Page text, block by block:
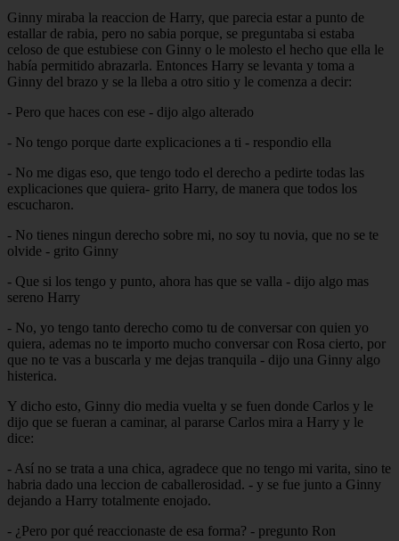
Ginny miraba la reaccion de Harry, que parecia estar a punto de
estallar de rabia, pero no sabia porque, se preguntaba si estaba
celoso de que estubiese con Ginny o le molesto el hecho que ella le
había permitido abrazarla. Entonces Harry se levanta y toma a
Ginny del brazo y se la lleba a otro sitio y le comenza a decir:
- Pero que haces con ese - dijo algo alterado
- No tengo porque darte explicaciones a ti - respondio ella
- No me digas eso, que tengo todo el derecho a pedirte todas las
explicaciones que quiera- grito Harry, de manera que todos los
escucharon.
- No tienes ningun derecho sobre mi, no soy tu novia, que no se te
olvide - grito Ginny
- Que si los tengo y punto, ahora has que se valla - dijo algo mas
sereno Harry
- No, yo tengo tanto derecho como tu de conversar con quien yo
quiera, ademas no te importo mucho conversar con Rosa cierto, por
que no te vas a buscarla y me dejas tranquila - dijo una Ginny algo
histerica.
Y dicho esto, Ginny dio media vuelta y se fuen donde Carlos y le
dijo que se fueran a caminar, al pararse Carlos mira a Harry y le
dice:
- Así no se trata a una chica, agradece que no tengo mi varita, sino te
habria dado una leccion de caballerosidad. - y se fue junto a Ginny
dejando a Harry totalmente enojado.
- ¿Pero por qué reaccionaste de esa forma? - pregunto Ron